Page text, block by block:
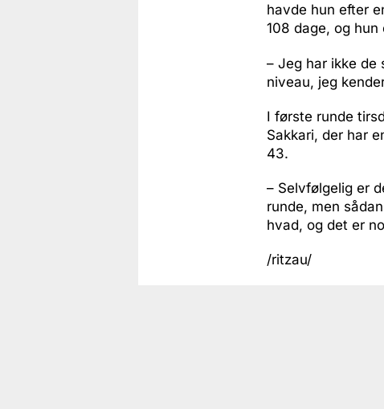
havde hun efter
108 dage, og
– Jeg har ikke de
niveau, jeg
I første runde
Sakkari, der har
43.
– Selvfølgelig er
runde, men
hvad, og det er
/ritzau/